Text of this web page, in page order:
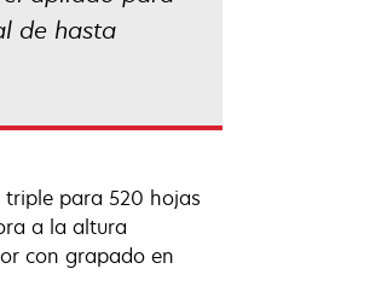
de hasta
para 520 hojas
a la altura
con grapado en